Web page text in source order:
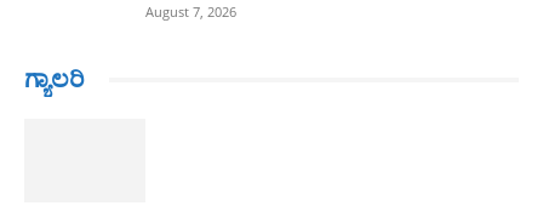
August 7, 2026
ಗ್ಯಾಲರಿ